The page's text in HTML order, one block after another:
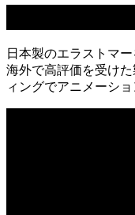
日本製のエラストマー
海外で高評価を受け
ィングでアニメーショ